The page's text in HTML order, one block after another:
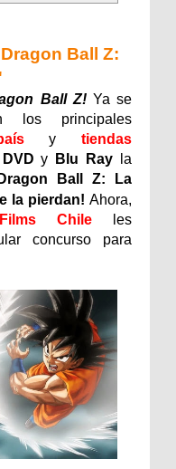
Ball Z:
Ball Z!Ya se
los principales
y tiendas
DVD y Blu Ray la
Dragon Ball Z: La
la pierdan!Ahora,
Chile les
concurso para